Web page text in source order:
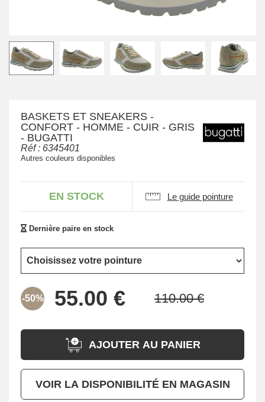
BASKETS ET SNEAKERS -
CONFORT - HOMME - CUIR - GRIS
- BUGATTI
Réf : 6345401
Autres couleurs disponibles
EN STOCK Le guide pointure
Dernière paire en stock
-50%
AJOUTER AU PANIER
VOIR LA DISPONIBILITÉ EN MAGASIN